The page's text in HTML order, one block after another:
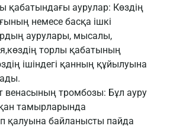
қабатындағы аурулар: Көздің
немесе басқа ішкі
аурулары, мысалы,
торлы қабатының
ішіндегі қанның құйылуына
венасының тромбозы: Бұл ауру
қан тамырларында
қалуына байланысты пайда